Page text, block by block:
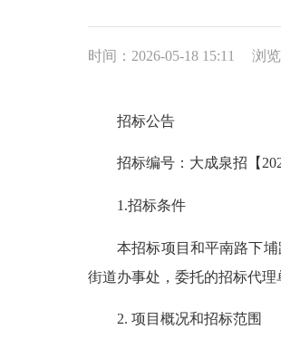
时间：2026-05-18 15:11 浏览
招标公告
招标编号：大成泉招 【
1.招标条件
本招标项目和平南路下埔
街道办事处，委托的招标代
2. 项目概况和招标范围